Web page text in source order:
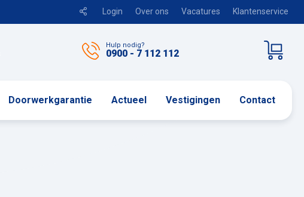
Login Over ons Vacatures Klantenservice
Hulp nodig?
0900 - 7 112 112
Doorwerkgarantie Actueel Vestigingen Contact